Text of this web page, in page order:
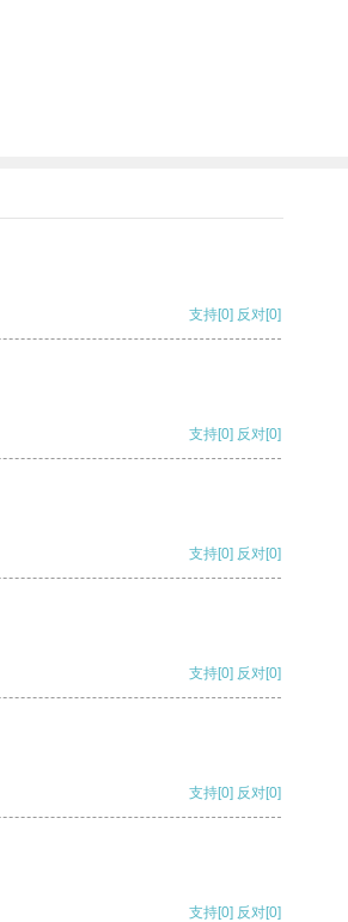
支持[0] 反对[0]
支持[0] 反对[0]
支持[0] 反对[0]
支持[0] 反对[0]
支持[0] 反对[0]
支持[0] 反对[0]